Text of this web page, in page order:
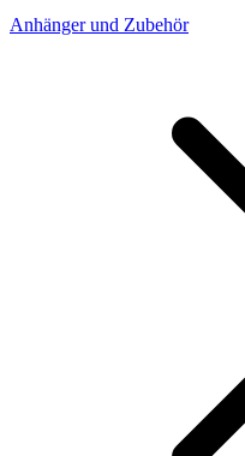
Anhänger und Zubehör